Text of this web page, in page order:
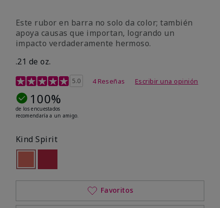
Este rubor en barra no solo da color; también
apoya causas que importan, logrando un
impacto verdaderamente hermoso.
.21 de oz.
Calificación de clientes de 3,1 de 5
5.0 4 Reseñas Escribir una opinión
100%
de los encuestados
recomendaría a un amigo.
Kind Spirit
seleccionado
Out of stock
Favoritos